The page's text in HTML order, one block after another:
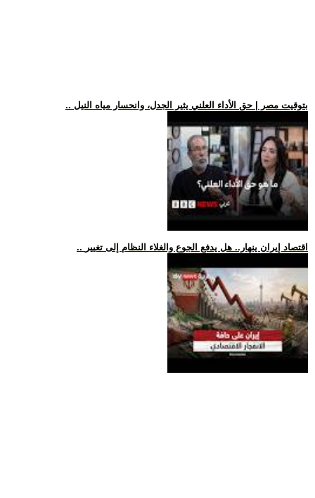
.. بتوقيت مصر | حق الأداء العلني يثير الجدل، وانحسار مياه النيل
.. اقتصاد إيران ينهار.. هل يدفع الجوع والغلاء النظام إلى تغيير